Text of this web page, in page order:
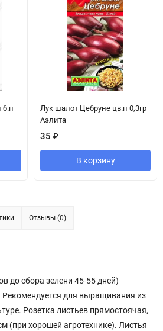
б.п
Лук шалот Цебруне цв.п 0,3гр
Аэлита
35 ₽
В корзину
Отзывы (0)
до сбора зелени 45-55 дней)
для выращивания из
Розетка листьев прямостоячая,
(при хорошей агротехнике). Листья